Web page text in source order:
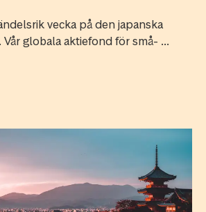
vecka på den japanska
globala aktiefond för små- ...